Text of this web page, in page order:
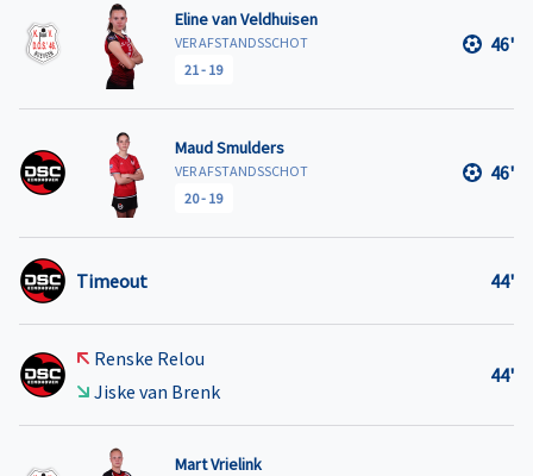
Eline van Veldhuisen
VER AFSTANDSSCHOT
21- 19
46'
Maud Smulders
VER AFSTANDSSCHOT
20- 19
46'
Timeout 44'
Renske Relou
Jiske van Brenk
44'
Mart Vrielink